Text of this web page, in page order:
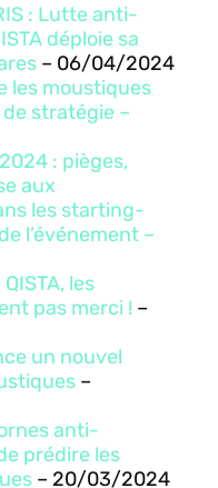
: Lutte anti-
déploie sa
– 06/04/2024
les moustiques
de stratégie –
: pièges,
aux
les starting-
l’événement –
les
pas merci ! –
un nouvel
–
anti-
prédire les
– 20/03/2024